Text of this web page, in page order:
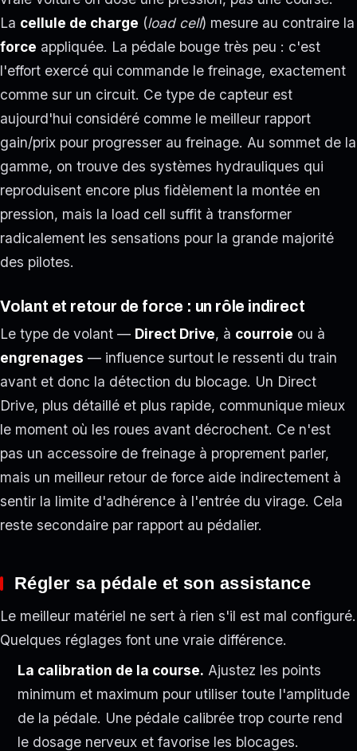
La cellule de charge (load cell) mesure au contraire la
force appliquée. La pédale bouge très peu : c'est
l'effort exercé qui commande le freinage, exactement
comme sur un circuit. Ce type de capteur est
aujourd'hui considéré comme le meilleur rapport
gain/prix pour progresser au freinage. Au sommet de la
gamme, on trouve des systèmes hydrauliques qui
reproduisent encore plus fidèlement la montée en
pression, mais la load cell suffit à transformer
radicalement les sensations pour la grande majorité
des pilotes.
Volant et retour de force : un rôle indirect
Le type de volant — Direct Drive, à courroie ou à
engrenages — influence surtout le ressenti du train
avant et donc la détection du blocage. Un Direct
Drive, plus détaillé et plus rapide, communique mieux
le moment où les roues avant décrochent. Ce n'est
pas un accessoire de freinage à proprement parler,
mais un meilleur retour de force aide indirectement à
sentir la limite d'adhérence à l'entrée du virage. Cela
reste secondaire par rapport au pédalier.
Régler sa pédale et son assistance
Le meilleur matériel ne sert à rien s'il est mal configuré.
Quelques réglages font une vraie différence.
La calibration de la course. Ajustez les points
minimum et maximum pour utiliser toute l'amplitude
de la pédale. Une pédale calibrée trop courte rend
le dosage nerveux et favorise les blocages.